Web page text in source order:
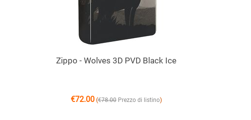
Zippo - Wolves 3D PVD Black Ice
€72.00 (€78.00 Prezzo di listino)